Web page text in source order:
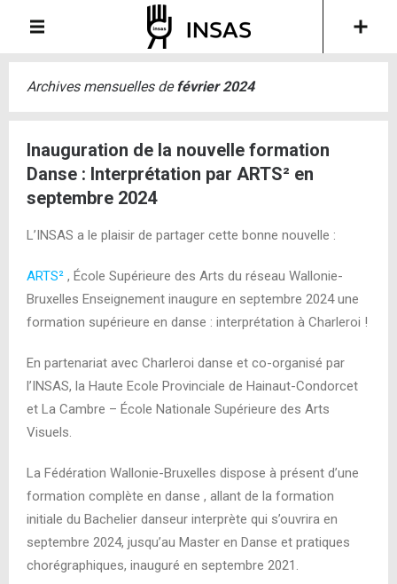
Archives mensuelles defévrier 2024
Inauguration de la nouvelle formation
Danse : Interprétation par ARTS² en
septembre 2024
L’INSAS a le plaisir de partager cette bonne nouvelle :
ARTS² , École Supérieure des Arts du réseau Wallonie-
Bruxelles Enseignement inaugure en septembre 2024 une
formation supérieure en danse : interprétation à Charleroi !
En partenariat avec Charleroi danse et co-organisé par
l’INSAS, la Haute Ecole Provinciale de Hainaut-Condorcet
et La Cambre – École Nationale Supérieure des Arts
Visuels.
La Fédération Wallonie-Bruxelles dispose à présent d’une
formation complète en danse , allant de la formation
initiale du Bachelier danseur interprète qui s’ouvrira en
septembre 2024, jusqu’au Master en Danse et pratiques
chorégraphiques, inauguré en septembre 2021.